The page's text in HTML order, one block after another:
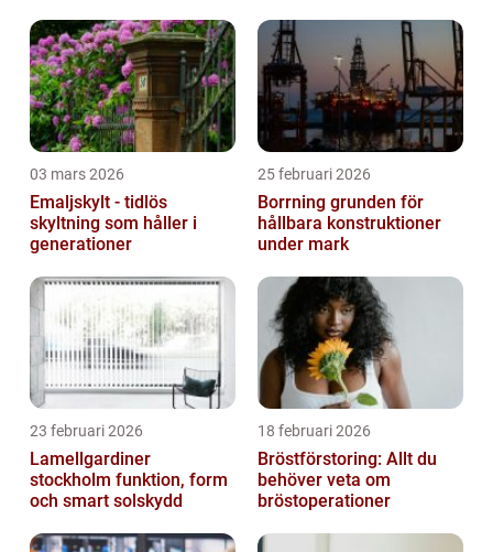
03 mars 2026
Emaljskylt - tidlös
skyltning som håller i
generationer
25 februari 2026
Borrning grunden för
hållbara konstruktioner
under mark
23 februari 2026
Lamellgardiner
stockholm funktion, form
och smart solskydd
18 februari 2026
Bröstförstoring: Allt du
behöver veta om
bröstoperationer